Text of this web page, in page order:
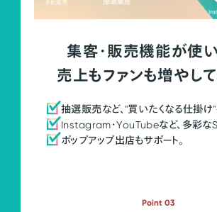
集客・販売機能が使
売上もファンも増やし
抽選販売など、"買いたくなる仕掛け
Instagram・YouTubeなど、多彩な
ポップアップ出店もサポート。
Point 03